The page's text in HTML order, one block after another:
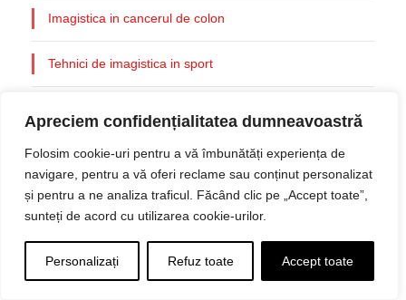
Apreciem confidențialitatea dumneavoastră
Folosim cookie-uri pentru a vă îmbunătăți experiența de
navigare, pentru a vă oferi reclame sau conținut personalizat
și pentru a ne analiza traficul. Făcând clic pe „Accept toate”,
sunteți de acord cu utilizarea cookie-urilor.
Personalizați Refuz toate Accept toate
Imagistica in cancerul de colon
Tehnici de imagistica in sport
foloseste?
Rolul substantei de contrast in investigatiile imagistice
La cat timp se pot repeta investigatiile imagistice?
Imagistica in cancerul hepatic